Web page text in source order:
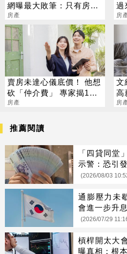
網曝最大敗筆：只有房價
低
房產
過
過
房
賣房未達心儀底價！ 他想
砍「仲介費」 專家揭1關
鍵：其實可以談
房產
文
高
不
房
推薦閱讀
「四貸同堂
示警：恐引
(2026/08/03
通膨壓力未
會進一步升息
(2026/07/29
槓桿開太大
曝真相：根